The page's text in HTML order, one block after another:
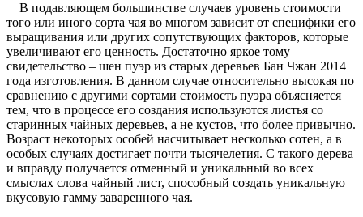
В подавляющем большинстве случаев уровень стоимости
того или иного сорта чая во многом зависит от специфики его
выращивания или других сопутствующих факторов, которые
увеличивают его ценность. Достаточно яркое тому
свидетельство – шен пуэр из старых деревьев Бан Чжан 2014
года изготовления. В данном случае относительно высокая по
сравнению с другими сортами стоимость пуэра объясняется
тем, что в процессе его создания используются листья со
старинных чайных деревьев, а не кустов, что более привычно.
Возраст некоторых особей насчитывает несколько сотен, а в
особых случаях достигает почти тысячелетия. С такого дерева
и вправду получается отменный и уникальный во всех
смыслах слова чайный лист, способный создать уникальную
вкусовую гамму заваренного чая.